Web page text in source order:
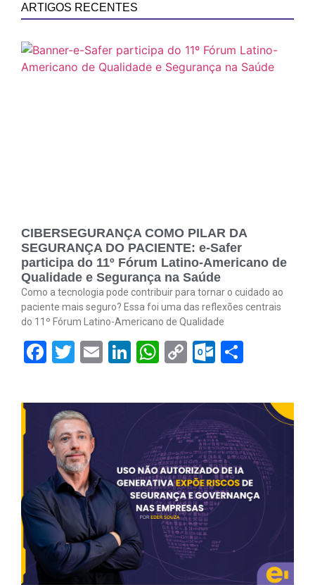
ARTIGOS RECENTES
CIBERSEGURANÇA COMO PILAR DA
SEGURANÇA DO PACIENTE: e-Safer
participa do 11º Fórum Latino-Americano de
Qualidade e Segurança na Saúde
Como a tecnologia pode contribuir para tornar o cuidado ao
paciente mais seguro? Essa foi uma das reflexões centrais
do 11º Fórum Latino-Americano de Qualidade
Facebook
Twitter
EmailLinkedIn
WhatsApp
Copy